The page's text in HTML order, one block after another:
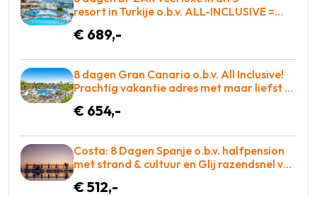
resort in Turkije o.b.v. ALL-INCLUSIVE =
€ 689,-
8 dagen Gran Canaria o.b.v. All Inclusive!
Prachtig vakantie adres met maar liefst 2
€ 654,-
Costa: 8 Dagen Spanje o.b.v. halfpension
met strand & cultuur en Glij razendsnel van
€ 512,-